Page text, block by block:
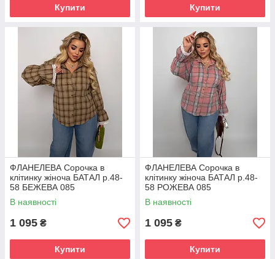
Купити Купити
ФЛАНЕЛЕВА Сорочка в
клітинку жіноча БАТАЛ р.48-
58 БЕЖЕВА 085
В наявності
1 095 ₴
Купити
ФЛАНЕЛЕВА Сорочка в
клітинку жіноча БАТАЛ р.48-
58 РОЖЕВА 085
В наявності
1 095 ₴
Купити